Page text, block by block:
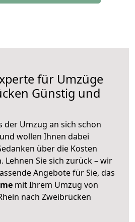
für Umzüge
Günstig und
der Umzug an sich schon
wollen Ihnen dabei
über die Kosten
Lehnen Sie sich zurück – wir
Angebote für Sie, das
mit Ihrem Umzug von
nach Zweibrücken